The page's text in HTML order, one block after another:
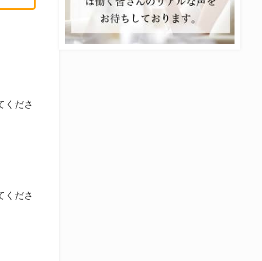
くださ
くださ